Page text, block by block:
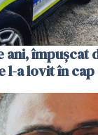
ani, împușcat
l-a lovit în cap